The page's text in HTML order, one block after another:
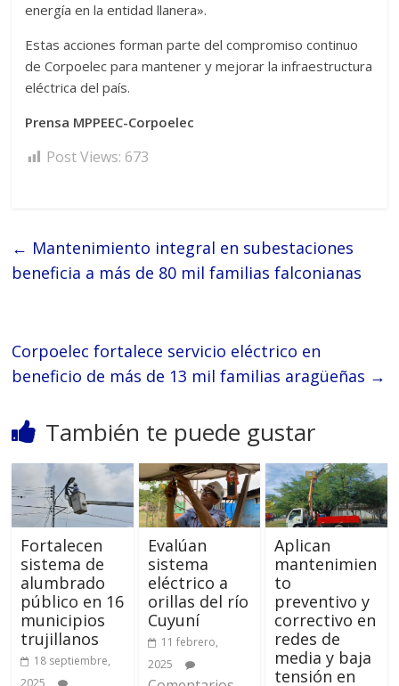
energía en la entidad llanera».
Estas acciones forman parte del compromiso continuo
de Corpoelec para mantener y mejorar la infraestructura
eléctrica del país.
Prensa MPPEEC-Corpoelec
Post Views: 673
← Mantenimiento integral en subestaciones
beneficia a más de 80 mil familias falconianas
Corpoelec fortalece servicio eléctrico en
beneficio de más de 13 mil familias aragüeñas →
También te puede gustar
Fortalecen
sistema de
alumbrado
público en 16
municipios
trujillanos
18 septiembre,
Evalúan
sistema
eléctrico a
orillas del río
Cuyuní
11 febrero,
2025
Aplican
mantenimien
to
preventivo y
correctivo en
redes de
media y baja
tensión en